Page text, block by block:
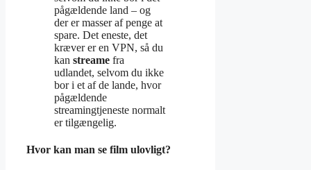
pågældende land – og
der er masser af penge at
spare. Det eneste, det
kræver er en VPN, så du
kan streame fra
udlandet, selvom du ikke
bor i et af de lande, hvor
pågældende
streamingtjeneste normalt
er tilgængelig.
Hvor kan man se film ulovligt?